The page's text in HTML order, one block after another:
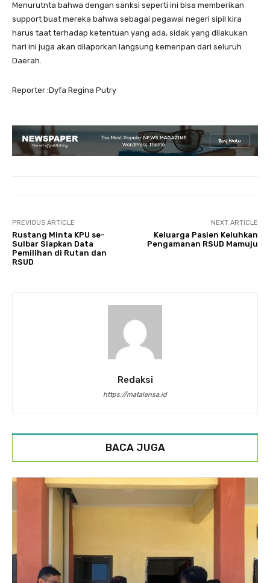
Menurutnta bahwa dengan sanksi seperti ini bisa memberikan
support buat mereka bahwa sebagai pegawai negeri sipil kira
harus taat terhadap ketentuan yang ada, sidak yang dilakukan
hari ini juga akan dilaporkan langsung kemenpan dari seluruh
Daerah.
Reporter :Dyfa Regina Putry
PREVIOUS ARTICLE
Rustang Minta KPU se-
Sulbar Siapkan Data
Pemilihan di Rutan dan
RSUD
NEXT ARTICLE
Keluarga Pasien Keluhkan
Pengamanan RSUD Mamuju
Redaksi
https://matalensa.id
BACA JUGA